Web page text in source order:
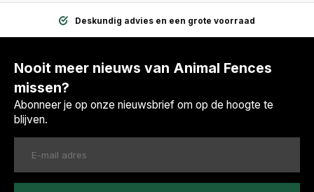
Deskundig advies en een grote voorraad
Nooit meer nieuws van Animal Fences
missen?
Abonneer je op onze nieuwsbrief om op de hoogte te
blijven.